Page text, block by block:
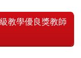
教學優良獎教師